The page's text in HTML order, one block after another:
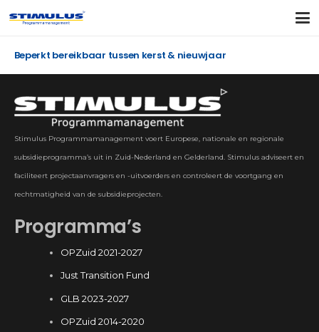
Beperkt bereikbaar tussen kerst & nieuwjaar
Stimulus Programmamanagement voert Europese, nationale en regionale
subsidieprogramma’s uit in Zuid-Nederland en Gelderland. Stimulus adviseert en
faciliteert projectaanvragers en -uitvoerders en controleert de voortgang en
rechtmatigheid van de subsidieprojecten.
Programma’s
OPZuid 2021-2027
Just Transition Fund
GLB 2023-2027
OPZuid 2014-2020